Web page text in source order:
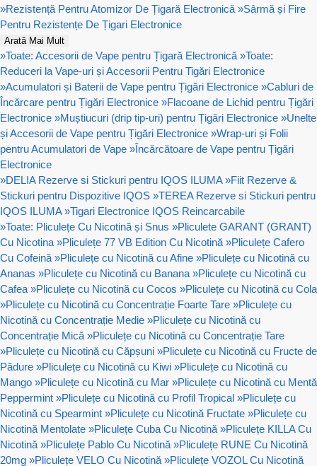
»Rezistență Pentru Atomizor De Țigară Electronică »Sârmă și Fire
Pentru Rezistențe De Țigari Electronice
Arată Mai Mult
»Toate: Accesorii de Vape pentru Țigară Electronică »Toate:
Reduceri la Vape-uri și Accesorii Pentru Tigări Electronice
»Acumulatori și Baterii de Vape pentru Țigări Electronice »Cabluri de
Încărcare pentru Țigări Electronice »Flacoane de Lichid pentru Țigări
Electronice »Muștiucuri (drip tip-uri) pentru Țigări Electronice »Unelte
și Accesorii de Vape pentru Țigări Electronice »Wrap-uri și Folii
pentru Acumulatori de Vape »Încărcătoare de Vape pentru Țigări
Electronice
»DELIA Rezerve si Stickuri pentru IQOS ILUMA »Fiit Rezerve &
Stickuri pentru Dispozitive IQOS »TEREA Rezerve si Stickuri pentru
IQOS ILUMA »Tigari Electronice IQOS Reincarcabile
»Toate: Pliculețe Cu Nicotină și Snus »Pliculete GARANT (GRANT)
Cu Nicotina »Pliculețe 77 VB Edition Cu Nicotină »Pliculețe Cafero
Cu Cofeină »Pliculețe cu Nicotină cu Afine »Pliculețe cu Nicotină cu
Ananas »Pliculețe cu Nicotină cu Banana »Pliculețe cu Nicotină cu
Cafea »Pliculețe cu Nicotină cu Cocos »Pliculețe cu Nicotină cu Cola
»Pliculețe cu Nicotină cu Concentrație Foarte Tare »Pliculețe cu
Nicotină cu Concentrație Medie »Pliculețe cu Nicotină cu
Concentrație Mică »Pliculețe cu Nicotină cu Concentrație Tare
»Pliculețe cu Nicotină cu Căpșuni »Pliculețe cu Nicotină cu Fructe de
Pădure »Pliculețe cu Nicotină cu Kiwi »Pliculețe cu Nicotină cu
Mango »Pliculețe cu Nicotină cu Mar »Pliculețe cu Nicotină cu Mentă
Peppermint »Pliculețe cu Nicotină cu Profil Tropical »Pliculețe cu
Nicotină cu Spearmint »Pliculețe cu Nicotină Fructate »Pliculețe cu
Nicotină Mentolate »Pliculețe Cuba Cu Nicotină »Pliculețe KILLA Cu
Nicotină »Pliculețe Pablo Cu Nicotină »Pliculețe RUNE Cu Nicotină
20mg »Pliculețe VELO Cu Nicotină »Pliculețe VOZOL Cu Nicotină